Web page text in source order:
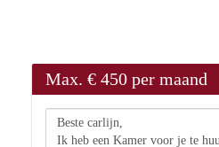
Max. € 450 per maand